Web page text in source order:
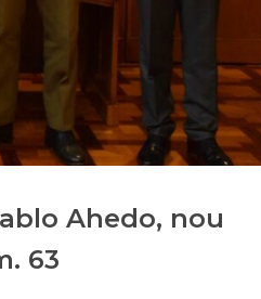
Galeria de Presidents
Biblioteca Arxiu
Seu Social
Ahedo, nou
63